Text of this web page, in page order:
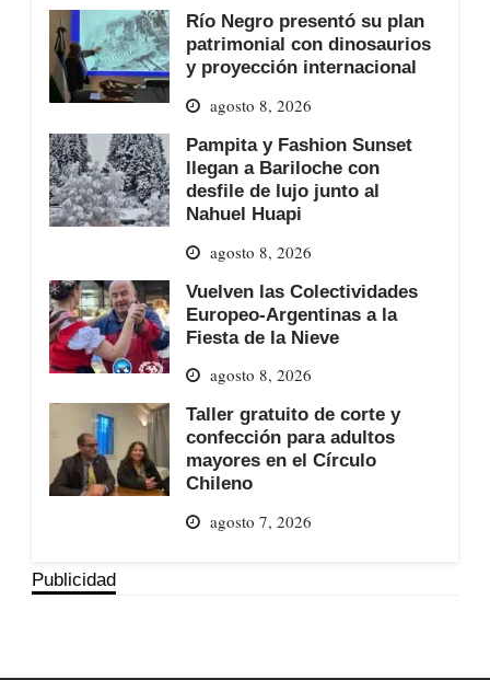
Río Negro presentó su plan
patrimonial con dinosaurios
y proyección internacional
agosto 8, 2026
Pampita y Fashion Sunset
llegan a Bariloche con
desfile de lujo junto al
Nahuel Huapi
agosto 8, 2026
Vuelven las Colectividades
Europeo-Argentinas a la
Fiesta de la Nieve
agosto 8, 2026
Taller gratuito de corte y
confección para adultos
mayores en el Círculo
Chileno
agosto 7, 2026
Publicidad